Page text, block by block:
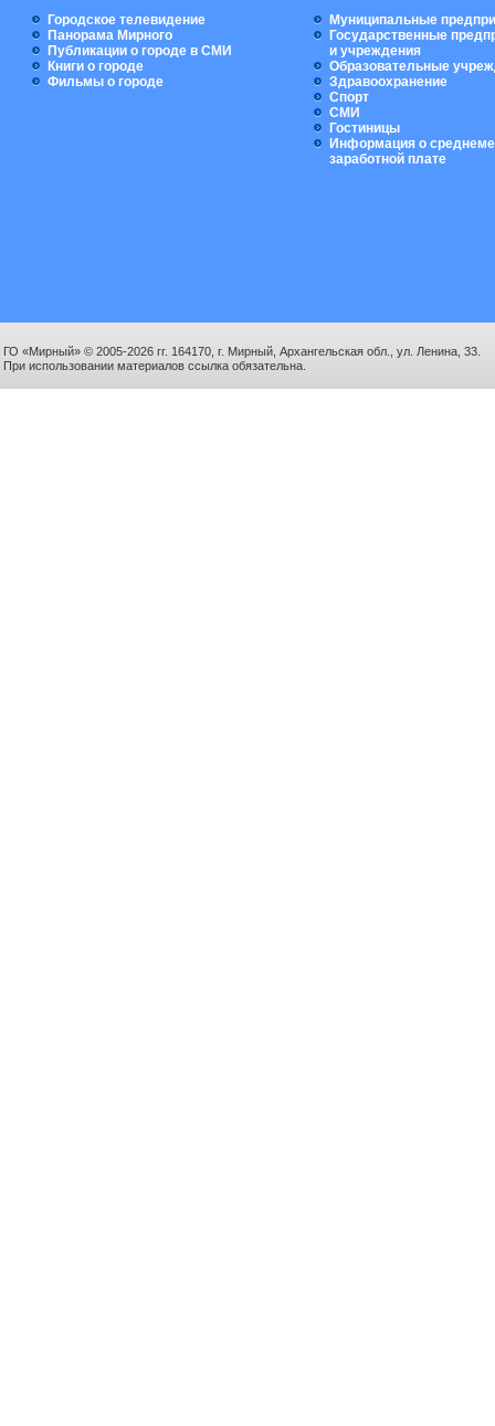
Городское телевидение
Панорама Мирного
Публикации о городе в СМИ
Книги о городе
Фильмы о городе
Муниципальные
Государственные
и учреждения
Образовательные
Здравоохранение
Спорт
СМИ
Гостиницы
Информация о
заработной плате
ГО «Мирный» © 2005-2026 гг. 164170, г. Мирный, Архангельская обл., ул. Ленина, 33.
При использовании материалов ссылка обязательна.